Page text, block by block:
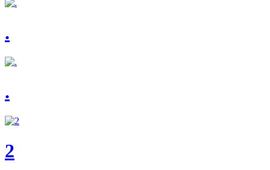
.
.
2